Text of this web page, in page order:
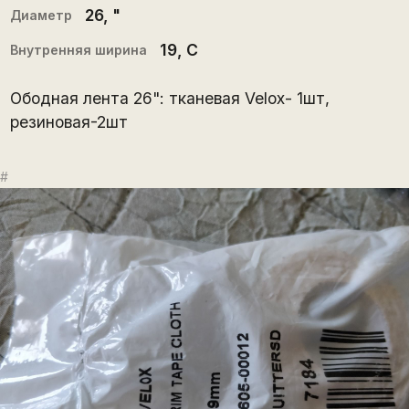
Диаметр 26, "
Внутренняя ширина 19, С
Ободная лента 26": тканевая Velox- 1шт,
резиновая-2шт
#